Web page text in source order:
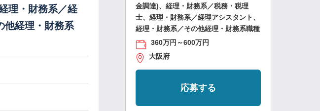
理・財務系／経
他経理・財務系
金調達)、経理・財務系／税務・税理
士、経理・財務系／経理アシスタント、
経理・財務系／その他経理・財務系職種
360万円～600万円
大阪府
応募する